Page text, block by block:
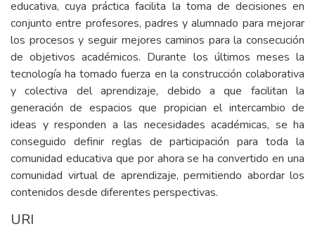
educativa, cuya práctica facilita la toma de decisiones en
conjunto entre profesores, padres y alumnado para mejorar
los procesos y seguir mejores caminos para la consecución
de objetivos académicos. Durante los últimos meses la
tecnología ha tomado fuerza en la construcción colaborativa
y colectiva del aprendizaje, debido a que facilitan la
generación de espacios que propician el intercambio de
ideas y responden a las necesidades académicas, se ha
conseguido definir reglas de participación para toda la
comunidad educativa que por ahora se ha convertido en una
comunidad virtual de aprendizaje, permitiendo abordar los
contenidos desde diferentes perspectivas.
URI